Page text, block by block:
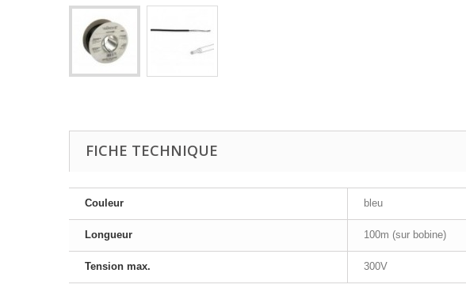
FICHE TECHNIQUE
Couleur bleu
Longueur 100m (sur bobine)
Tension max. 300V